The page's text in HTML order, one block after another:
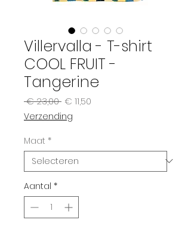
Villervalla - T-shirt
COOL FRUIT -
Tangerine
€ 23,00 Normale
€ 11,50
Verzending
Maat *
Aantal *